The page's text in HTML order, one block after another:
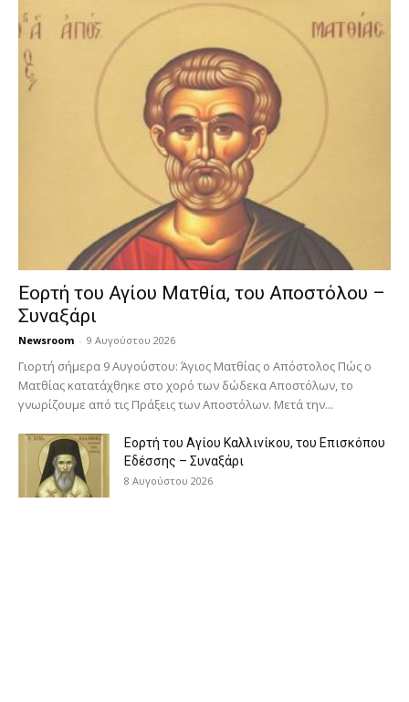
Εορτή του Αγίου Ματθία, του Αποστόλου –
Συναξάρι
Newsroom - 9 Αυγούστου 2026
Γιορτή σήμερα 9 Αυγούστου: Άγιος Ματθίας ο Απόστολος Πώς ο
Ματθίας κατατάχθηκε στο χορό των δώδεκα Αποστόλων, το
γνωρίζουμε από τις Πράξεις των Αποστόλων. Μετά την...
Εορτή του Αγίου Καλλινίκου, του Επισκόπου
Εδέσσης – Συναξάρι
8 Αυγούστου 2026